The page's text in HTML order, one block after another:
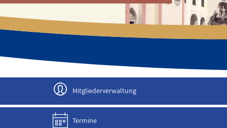
Mitgliederverwaltung
Termine